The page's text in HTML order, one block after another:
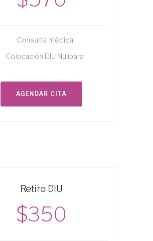
Consulta médica
Colocación DIU Nulipara
AGENDAR CITA
Retiro DIU
$350